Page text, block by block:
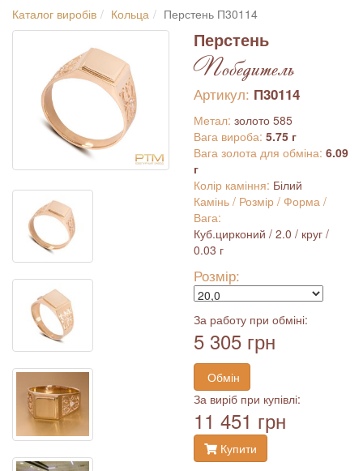
Каталог виробів Кольца Перстень П30114
Перстень
Победитель
Артикул: П30114
Метал: золото 585
Вага вироба: 5.75 г
Вага золота для обміна: 6.09
г
Колір каміння: Білий
Камінь / Розмір / Форма /
Вага:
Куб.цирконий / 2.0 / круг /
0.03 г
Розмір:
За работу при обміні:
5 305 грн
Обмін
За виріб при купівлі:
11 451 грн
Купити